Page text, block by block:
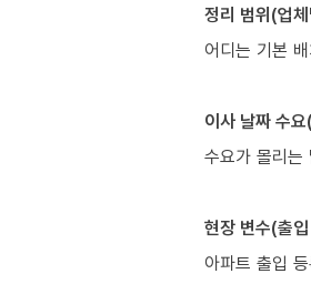
정리 범위(업
어디는 기본
이사 날짜 수
수요가 몰리는
현장 변수(출
아파트 출입